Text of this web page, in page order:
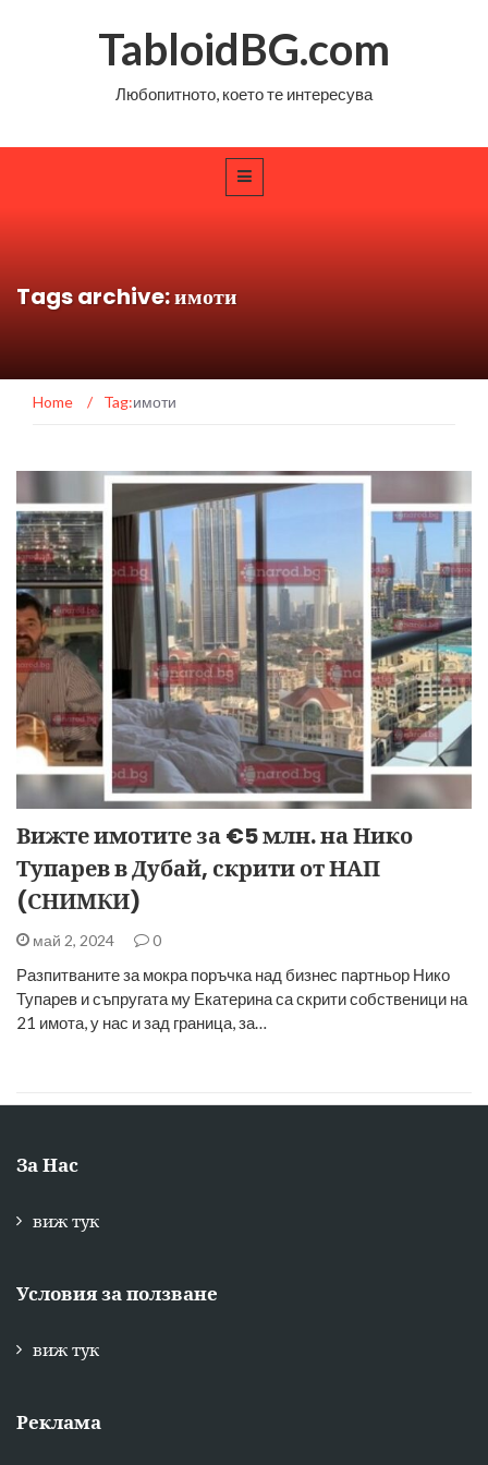
TabloidBG.com
Любопитното, което те интересува
Tags archive: имоти
Home / Tag:имоти
Вижте имотите за €5 млн. на Нико
Тупарев в Дубай, скрити от НАП
(СНИМКИ)
май 2, 2024 0
Разпитваните за мокра поръчка над бизнес партньор Нико
Тупарев и съпругата му Екатерина са скрити собственици на
21 имота, у нас и зад граница, за…
За Нас
виж тук
Условия за ползване
виж тук
Реклама